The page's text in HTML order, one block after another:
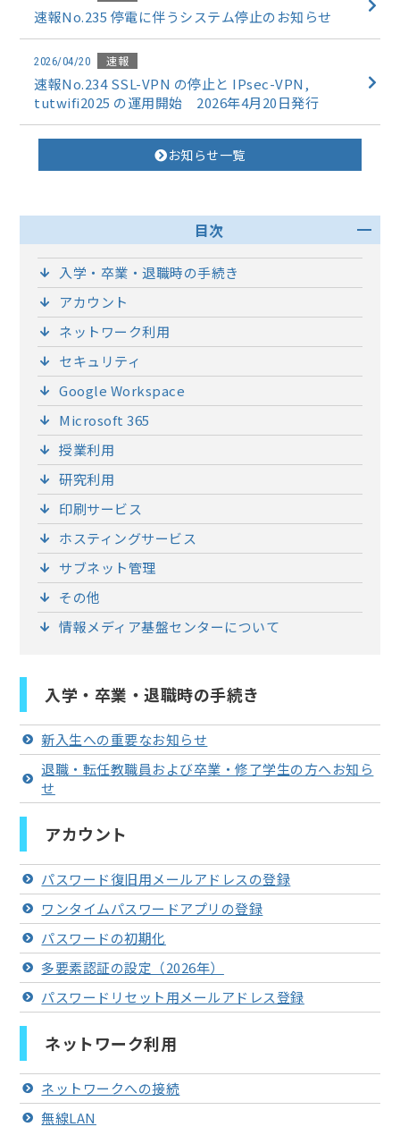
速報No.235 停電に伴うシステム停止のお知らせ
2026/04/20 速報
速報No.234 SSL-VPN の停止と IPsec-VPN,
tutwifi2025 の運用開始 2026年4月20日発行
お知らせ一覧
目次
入学・卒業・退職時の手続き
アカウント
ネットワーク利用
セキュリティ
Google Workspace
Microsoft 365
授業利用
研究利用
印刷サービス
ホスティングサービス
サブネット管理
その他
情報メディア基盤センターについて
入学・卒業・退職時の手続き
新入生への重要なお知らせ
退職・転任教職員および卒業・修了学生の方へお知ら
せ
アカウント
パスワード復旧用メールアドレスの登録
ワンタイムパスワードアプリの登録
パスワードの初期化
多要素認証の設定（2026年）
パスワードリセット用メールアドレス登録
ネットワーク利用
ネットワークへの接続
無線LAN